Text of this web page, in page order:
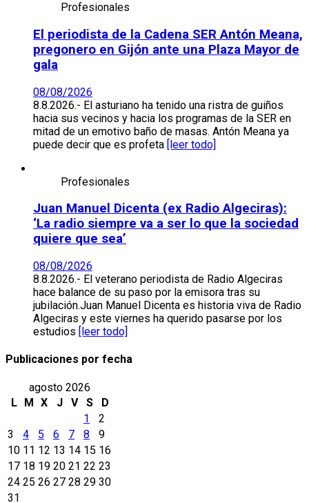
Profesionales
El periodista de la Cadena SER Antón Meana,
pregonero en Gijón ante una Plaza Mayor de
gala
08/08/2026
8.8.2026.- El asturiano ha tenido una ristra de guiños
hacia sus vecinos y hacia los programas de la SER en
mitad de un emotivo baño de masas. Antón Meana ya
puede decir que es profeta [leer todo]
Profesionales
Juan Manuel Dicenta (ex Radio Algeciras):
‘La radio siempre va a ser lo que la sociedad
quiere que sea’
08/08/2026
8.8.2026.- El veterano periodista de Radio Algeciras
hace balance de su paso por la emisora tras su
jubilación.Juan Manuel Dicenta es historia viva de Radio
Algeciras y este viernes ha querido pasarse por los
estudios [leer todo]
Publicaciones por fecha
agosto 2026
L
M X J V S
D
1
2
3
4 5 6 7 8
9
10 11 12 13 14 15 16
17 18 19 20 21 22 23
24 25 26 27 28 29 30
31